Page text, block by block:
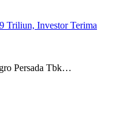
Triliun, Investor Terima
Persada Tbk…